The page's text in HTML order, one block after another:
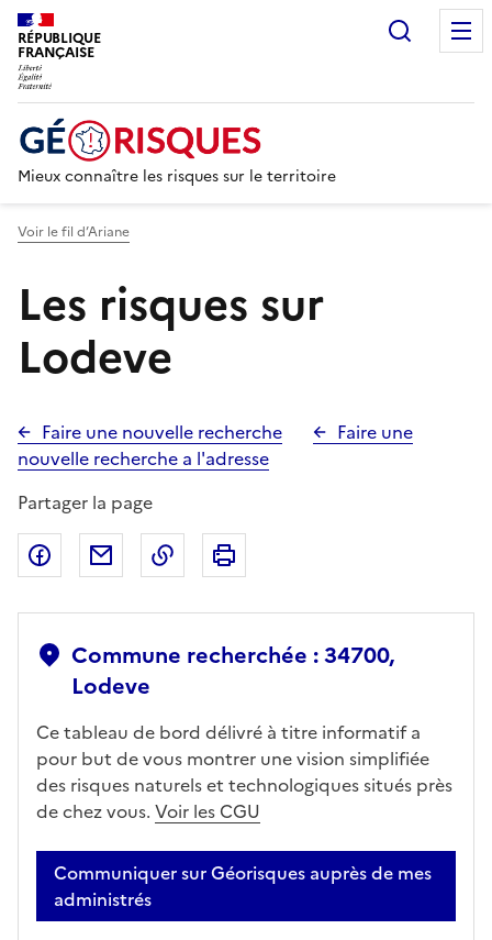
RÉPUBLIQUE
FRANÇAISE
Mieux connaître les risques sur le territoire
Voir le fil d’Ariane
Les risques sur
Lodeve
Faire une nouvelle recherche
Faire une
nouvelle recherche a l'adresse
Partager la page
Partager sur Facebook
Partager par emailCopier dans le presse-papier
Commune recherchée : 34700,
Lodeve
Ce tableau de bord délivré à titre informatif a
pour but de vous montrer une vision simplifiée
des risques naturels et technologiques situés près
de chez vous. Voir les CGU
Communiquer sur Géorisques auprès de mes
administrés